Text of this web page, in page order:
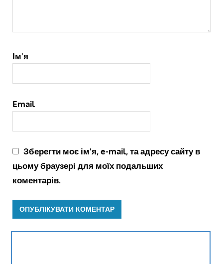
Ім'я
Email
Зберегти моє ім'я, e-mail, та адресу сайту в
цьому браузері для моїх подальших
коментарів.